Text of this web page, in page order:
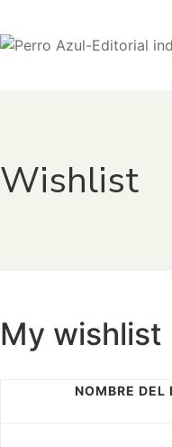
Wishlist
My wishlist
NOMBRE DEL